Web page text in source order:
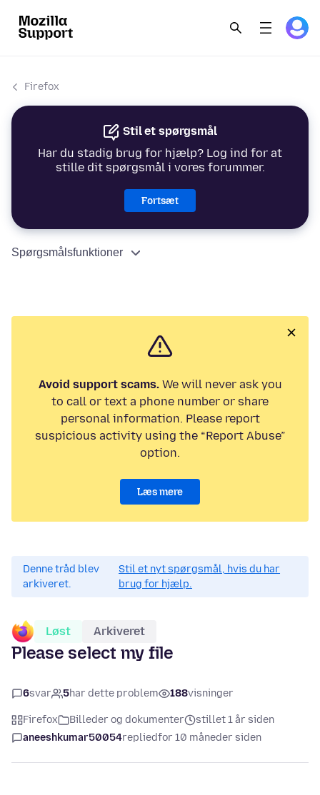
Firefox
Stil et spørgsmål
Har du stadig brug for hjælp? Log ind for at
stille dit spørgsmål i vores forummer.
Fortsæt
Spørgsmålsfunktioner
Avoid support scams.We will never ask you
to call or text a phone number or share
personal information. Please report
suspicious activity using the “Report Abuse”
option.
Læs mere
Denne tråd blev
arkiveret.
Stil et nyt spørgsmål, hvis du har
brug for hjælp.
Løst Arkiveret
Please select my file
6svar 5har dette problem 188visninger
Firefox Billeder og dokumenter
stillet 1 år siden
aneeshkumar50054repliedfor 10 måneder siden